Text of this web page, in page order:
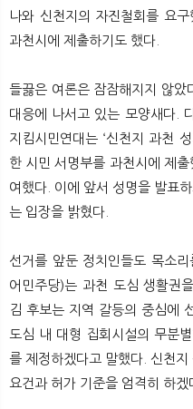
나와 신천지의 자진철회를 요
과천시에 제출하기도 했다.
들끓은 여론은 잠잠해지지 않았
대응에 나서고 있는 모양새다.
지킴시민연대는 ‘신천지 과천
한 시민 서명부를 과천시에 제
여했다. 이에 앞서 성명을 발표
는 입장을 밝혔다.
선거를 앞둔 정치인들도 목소
어민주당)는 과천 도심 생활권
김 후보는 지역 갈등의 중심에
도심 내 대형 집회시설의 무분
를 제정하겠다고 말했다. 신천
요건과 허가 기준을 엄격히 하겠